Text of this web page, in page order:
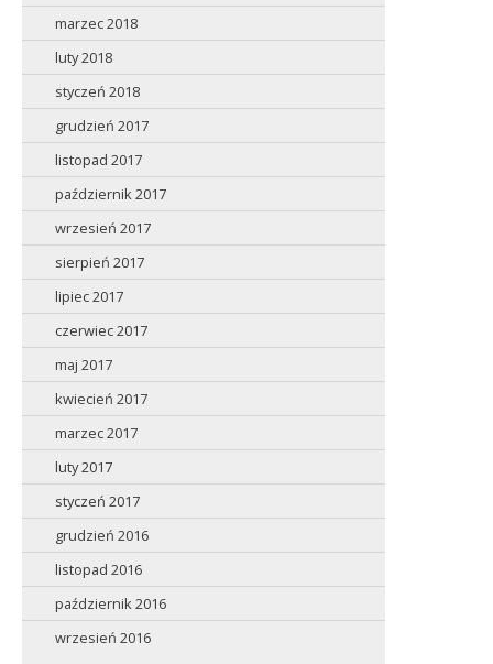
marzec 2018
luty 2018
styczeń 2018
grudzień 2017
listopad 2017
październik 2017
wrzesień 2017
sierpień 2017
lipiec 2017
czerwiec 2017
maj 2017
kwiecień 2017
marzec 2017
luty 2017
styczeń 2017
grudzień 2016
listopad 2016
październik 2016
wrzesień 2016